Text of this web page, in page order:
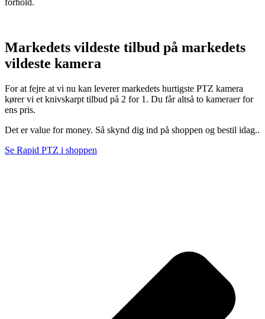
forhold.
Markedets vildeste tilbud på markedets
vildeste kamera
For at fejre at vi nu kan leverer markedets hurtigste PTZ kamera
kører vi et knivskarpt tilbud på 2 for 1. Du får altså to kameraer for
ens pris.
Det er value for money. Så skynd dig ind på shoppen og bestil idag..
Se Rapid PTZ i shoppen